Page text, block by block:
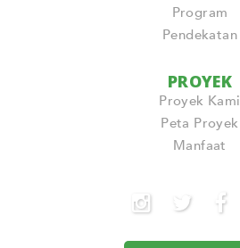
Program
Pendekatan
PROYEK
Proyek Kami
Peta Proyek
Manfaat